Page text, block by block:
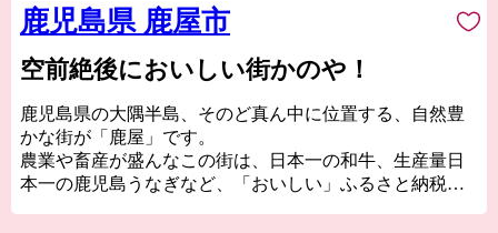
鹿児島県 鹿屋市
空前絶後においしい街かのや！
鹿児島県の大隅半島、そのど真ん中に位置する、自然豊
かな街が「鹿屋」です。
農業や畜産が盛んなこの街は、日本一の和牛、生産量日
本一の鹿児島うなぎなど、「おいしい」ふるさと納税の